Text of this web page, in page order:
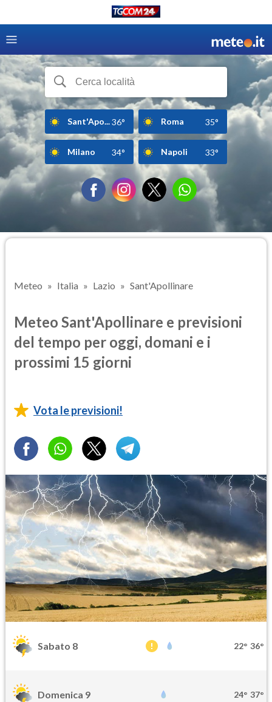
Sant'Apo...36° Roma 35°
Milano 34° Napoli 33°
Meteo Italia Lazio Sant'Apollinare
Meteo Sant'Apollinare e previsioni
del tempo per oggi, domani e i
prossimi 15 giorni
Vota le previsioni!
Sabato 8 22° 36°
Domenica 9 24° 37°